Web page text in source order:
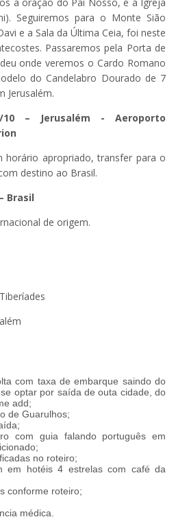
Seguiremos para o Monte Sião
e a Sala da Última Ceia, foi neste
Passaremos pela Porta de
onde veremos o Cardo Romano
do Candelabro Dourado de 7
Jerusalém.
– Jerusalém - Aeroporto
apropriado, transfer para o
destino ao Brasil.
Brasil
de origem.
com taxa de embarque saindo do
optar por saída de outa cidade, do
add;
de Guarulhos;
com guia falando português em
no roteiro;
em hotéis 4 estrelas com café da
conforme roteiro;
médica.